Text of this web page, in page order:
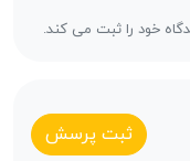
خود را ثبت می کند.
ثبت پرسش